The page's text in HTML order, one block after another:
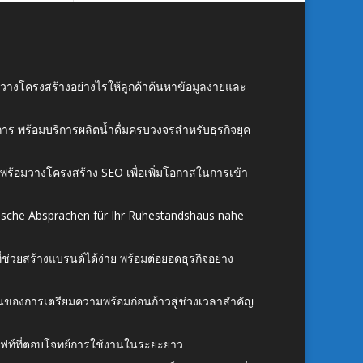
งโครงสร้างอย่างไรให้ลูกค้าค้นหาข้อมูลง่ายและ
ร พร้อมบริการผลิตน้ำดื่มครบวงจรสำหรับธุรกิจยุค
อมวางโครงสร้าง SEO เพื่อเพิ่มโอกาสในการเข้า
Absprachen für Ihr Ruhestandshaus nahe
วยสร้างแบรนด์ได้ง่าย พร้อมต่อยอดธุรกิจอย่าง
องการเตรียมความพร้อมก่อนก้าวสู่ช่วงเวลาสำคัญ
ท์ที่ตอบโจทย์การใช้งานในระยะยาว